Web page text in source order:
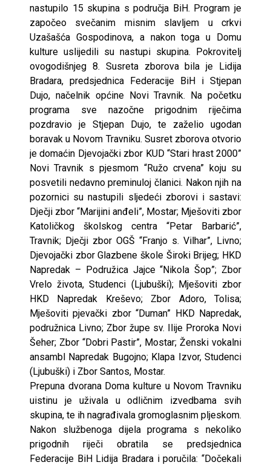
nastupilo 15 skupina s područja BiH. Program je
započeo svečanim misnim slavljem u crkvi
Uzašašća Gospodinova, a nakon toga u Domu
kulture uslijedili su nastupi skupina. Pokrovitelj
ovogodišnjeg 8. Susreta zborova bila je Lidija
Bradara, predsjednica Federacije BiH i Stjepan
Dujo, načelnik općine Novi Travnik. Na početku
programa sve nazočne prigodnim riječima
pozdravio je Stjepan Dujo, te zaželio ugodan
boravak u Novom Travniku. Susret zborova otvorio
je domaćin Djevojački zbor KUD “Stari hrast 2000”
Novi Travnik s pjesmom “Ružo crvena” koju su
posvetili nedavno preminuloj članici. Nakon njih na
pozornici su nastupili sljedeći zborovi i sastavi:
Dječji zbor “Marijini anđeli”, Mostar; Mješoviti zbor
Katoličkog školskog centra “Petar Barbarić”,
Travnik; Dječji zbor OGŠ “Franjo s. Vilhar”, Livno;
Djevojački zbor Glazbene škole Široki Brijeg; HKD
Napredak – Podružica Jajce “Nikola Šop”; Zbor
Vrelo života, Studenci (Ljubuški); Mješoviti zbor
HKD Napredak Kreševo; Zbor Adoro, Tolisa;
Mješoviti pjevački zbor “Duman” HKD Napredak,
podružnica Livno; Zbor župe sv. Ilije Proroka Novi
Šeher; Zbor “Dobri Pastir”, Mostar; Ženski vokalni
ansambl Napredak Bugojno; Klapa Izvor, Studenci
(Ljubuški) i Zbor Santos, Mostar.
Prepuna dvorana Doma kulture u Novom Travniku
uistinu je uživala u odličnim izvedbama svih
skupina, te ih nagrađivala gromoglasnim pljeskom.
Nakon službenoga dijela programa s nekoliko
prigodnih riječi obratila se predsjednica
Federacije BiH Lidija Bradara i poručila: “Dočekali